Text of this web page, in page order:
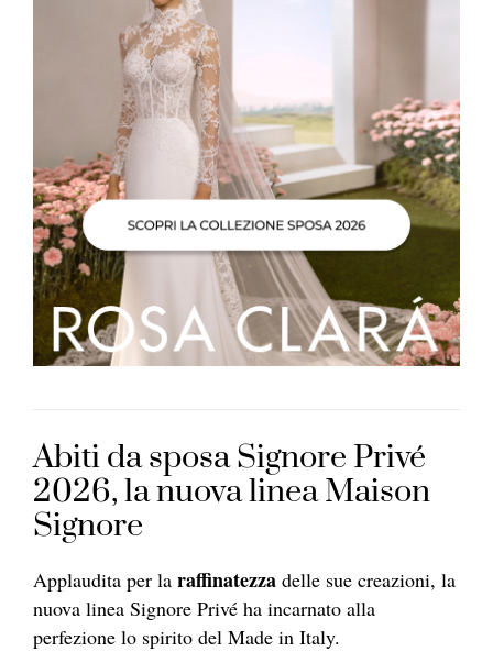
Abiti da sposa Signore Privé
2026, la nuova linea Maison
Signore
Applaudita per la raffinatezza delle sue creazioni, la
nuova linea Signore Privé ha incarnato alla
perfezione lo spirito del Made in Italy.